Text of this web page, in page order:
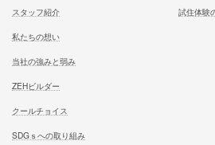
家族が幸せになる家を建築した
お気軽にご相談ください